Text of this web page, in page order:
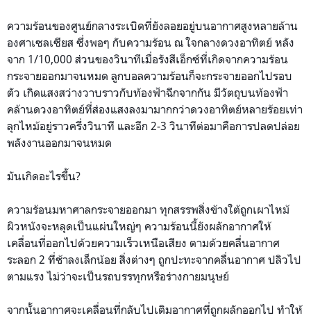
ความร้อนของศูนย์กลางระเบิดที่ยังลอยอยู่บนอากาศสูงหลายล้าน
องศาเซลเซียส ซึ่งพอๆ กับความร้อน ณ ใจกลางดวงอาทิตย์ หลัง
จาก 1/10,000 ส่วนของวินาทีเมื่อรังสีเอ็กซ์ที่เกิดจากความร้อน
กระจายออกมาจนหมด ลูกบอลความร้อนก็จะกระจายออกไปรอบ
ตัว เกิดแสงสว่างวาบราวกับท้องฟ้าฉีกจากกัน มีวัตถุบนท้องฟ้า
คล้านดวงอาทิตย์ที่ส่องแสงลงมามากกว่าดวงอาทิตย์หลายร้อยเท่า
ลุกไหม้อยู่ราวครึ่งวินาที และอีก 2-3 วินาทีต่อมาคือการปลดปล่อย
พลังงานออกมาจนหมด
มันเกิดอะไรขึ้น?
ความร้อนมหาศาลกระจายออกมา ทุกสรรพสิ่งข้างใต้ถูกเผาไหม้
ผิวหนังจะหลุดเป็นแผ่นใหญ่ๆ ความร้อนนี้ยังผลักอากาศให้
เคลื่อนที่ออกไปด้วยความเร็วเหนือเสียง ตามด้วยคลื่นอากาศ
ระลอก 2 ที่ช้าลงเล็กน้อย สิ่งต่างๆ ถูกปะทะจากคลื่นอากาศ ปลิวไป
ตามแรง ไม่ว่าจะเป็นรถบรรทุกหรือร่างกายมนุษย์
จากนั้นอากาศจะเคลื่อนที่กลับไปเติมอากาศที่ถูกผลักออกไป ทำให้